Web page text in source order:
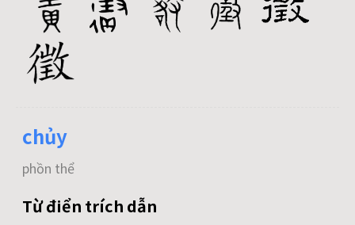
chủy
phồn thể
Từ điển trích dẫn